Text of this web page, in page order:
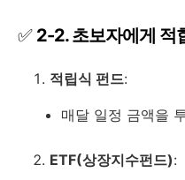
✅ 2-2. 초보자에게 적
적립식 펀드:
매달 일정 금액을
ETF(상장지수펀드):